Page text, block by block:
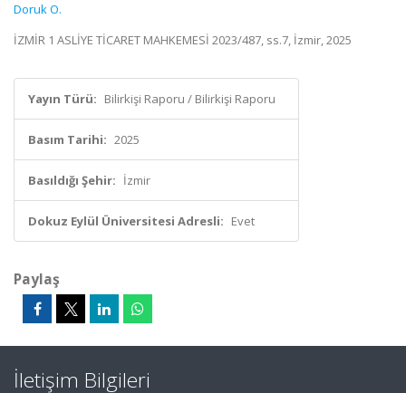
Doruk O.
İZMİR 1 ASLİYE TİCARET MAHKEMESİ 2023/487, ss.7, İzmir, 2025
Yayın Türü: Bilirkişi Raporu / Bilirkişi Raporu
Basım Tarihi: 2025
Basıldığı Şehir: İzmir
Dokuz Eylül Üniversitesi Adresli: Evet
Paylaş
İletişim Bilgileri